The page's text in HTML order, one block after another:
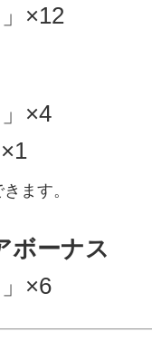
×12
×4
ます。
ボーナス
×6